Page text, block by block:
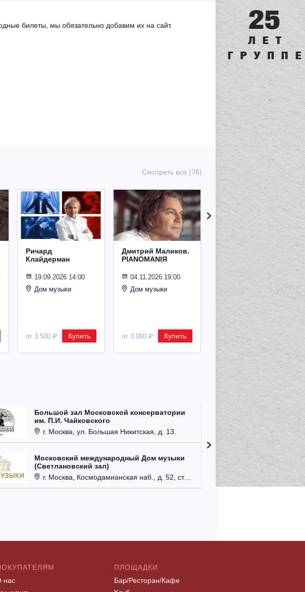
билеты, мы обязательно добавим их на сайт.
Смотреть все (76)
Ричард
Клайдерман
19.09.2026 14:00
Дом музыки
от 3 500 ₽ Купить
Дмитрий Маликов.
PIANOMANIЯ
04.11.2026 19:00
Дом музыки
от 3 000 ₽ Купить
Рождественский
концерт
Владимира
Спивакова
24.12.2026 19:00
Дом музыки
от 8 500 ₽ Купить
Большой зал Московской консерватории
им. П.И. Чайковского
г. Москва, ул. Большая Никитская, д. 13.
Московский международный Дом музыки
(Светлановский зал)
г. Москва, Космодамианская наб., д. 52, стр. 8.
г.
Клуб
г.
нас
ПЛОЩАДКИ
Бар/Ресторан/Кафе